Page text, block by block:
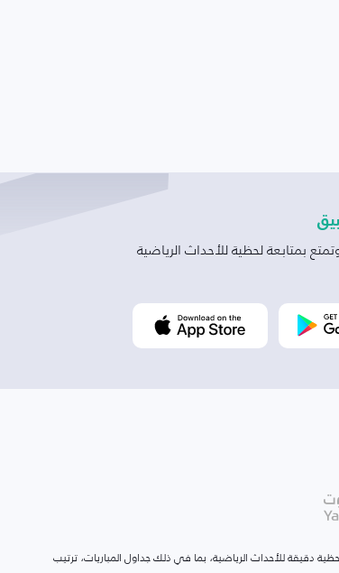
بمتابعة لحظية للأحداث الرياضية
دقيقة للأحداث الرياضية، بما في ذلك جداول المباريات، ترتيب